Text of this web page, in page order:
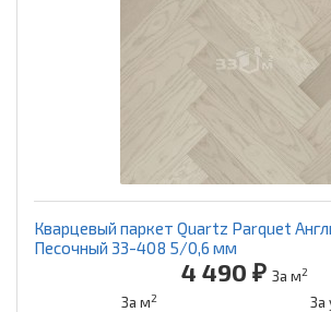
Кварцевый паркет Quartz Parquet
Песочный 33-408 5/0,6 мм
4 490 ₽ За м2
За м2 За